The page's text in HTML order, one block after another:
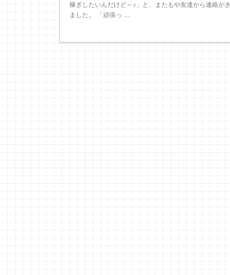
稼ぎしたいんだけど～♪」と、またもや友達から連絡がき
ました。 「頑張っ ...